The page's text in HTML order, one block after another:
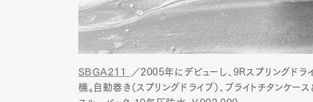
SBGA211
／2005年にデビューし、9Rスプリングド
機。自動巻き（スプリングドライブ）、ブライトチタンケ